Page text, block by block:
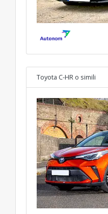
Toyota C-HR o simili